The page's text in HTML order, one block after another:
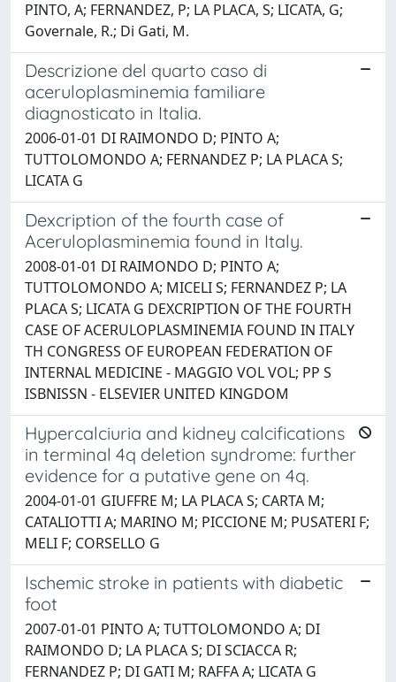
PINTO, A; FERNANDEZ, P; LA PLACA, S; LICATA, G;
Governale, R.; Di Gati, M.
Descrizione del quarto caso di
aceruloplasminemia familiare
diagnosticato in Italia.
2006-01-01 DI RAIMONDO D; PINTO A;
TUTTOLOMONDO A; FERNANDEZ P; LA PLACA S;
LICATA G
Dexcription of the fourth case of
Aceruloplasminemia found in Italy.
2008-01-01 DI RAIMONDO D; PINTO A;
TUTTOLOMONDO A; MICELI S; FERNANDEZ P; LA
PLACA S; LICATA G DEXCRIPTION OF THE FOURTH
CASE OF ACERULOPLASMINEMIA FOUND IN ITALY
TH CONGRESS OF EUROPEAN FEDERATION OF
INTERNAL MEDICINE - MAGGIO VOL VOL; PP S
ISBNISSN - ELSEVIER UNITED KINGDOM
Hypercalciuria and kidney calcifications
in terminal 4q deletion syndrome: further
evidence for a putative gene on 4q.
2004-01-01 GIUFFRE M; LA PLACA S; CARTA M;
CATALIOTTI A; MARINO M; PICCIONE M; PUSATERI F;
MELI F; CORSELLO G
Ischemic stroke in patients with diabetic
foot
2007-01-01 PINTO A; TUTTOLOMONDO A; DI
RAIMONDO D; LA PLACA S; DI SCIACCA R;
FERNANDEZ P; DI GATI M; RAFFA A; LICATA G